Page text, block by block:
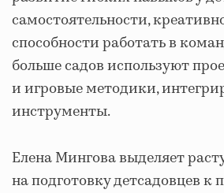
самостоятельности,
способности работать в
больше садов используют
и игровые методики,
инструменты.
Елена Мингова выделяет
на подготовку детсадовцев к